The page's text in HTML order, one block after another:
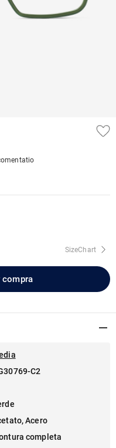
SizeChart
compra
C2
Acero
completa